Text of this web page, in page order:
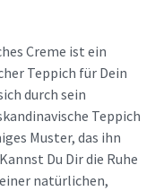
Creme ist ein
Teppich für Dein
durch sein
Teppich
Muster, das ihn
Du Dir die Ruhe
natürlichen,